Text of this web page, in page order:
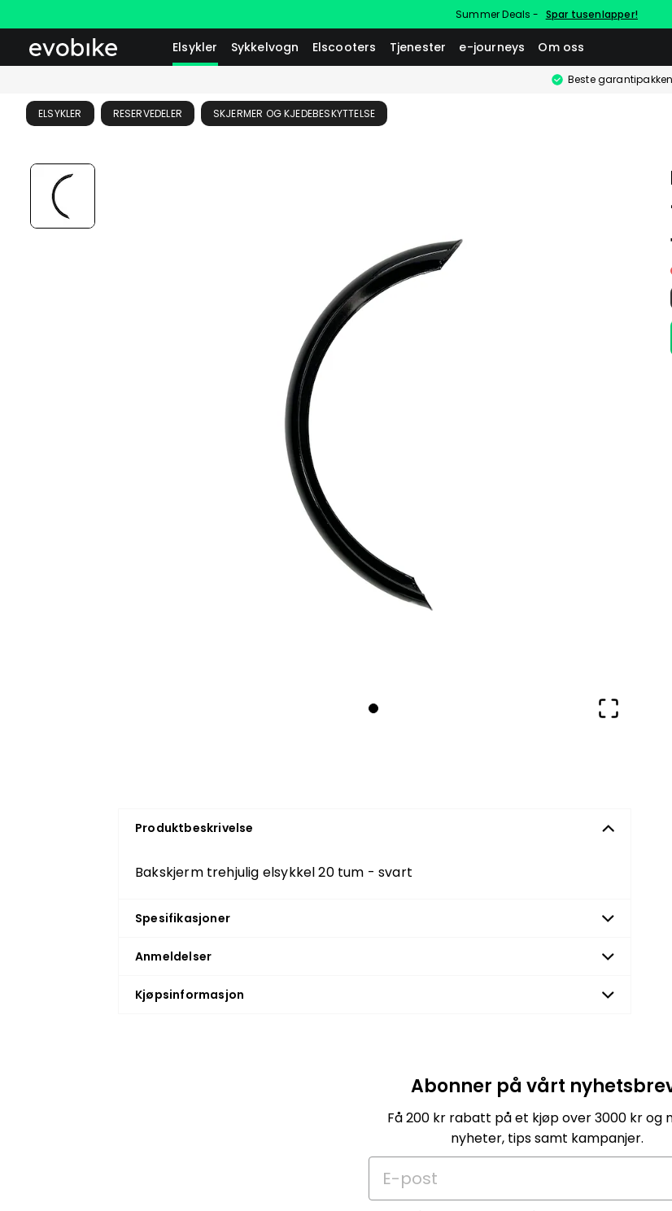
Summer Deals - Spar tusenlapper!
Elsykler Sykkelvogn Elscooters Tjenester e-journeys Om oss
Beste
ELSYKLER RESERVEDELER SKJERMER OG KJEDEBESKYTTELSE
Produktbeskrivelse
Bakskjerm trehjulig elsykkel 20 tum - svart
Spesifikasjoner
Anmeldelser
Kjøpsinformasjon
Abonner på vårt
Få 200 kr rabatt på et kjøp over 3000 kr og
nyheter, tips samt kampanjer.
E-post